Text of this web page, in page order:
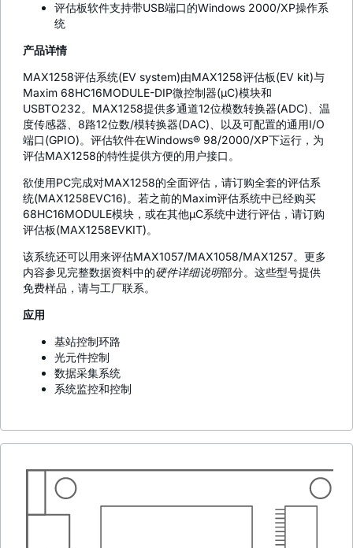
评估板软件支持带USB端口的Windows 2000/XP操作系
统
产品详情
MAX1258评估系统(EV system)由MAX1258评估板(EV kit)与
Maxim 68HC16MODULE-DIP微控制器(µC)模块和
USBTO232。MAX1258提供多通道12位模数转换器(ADC)、温
度传感器、8路12位数/模转换器(DAC)、以及可配置的通用I/O
端口(GPIO)。评估软件在Windows® 98/2000/XP下运行，为
评估MAX1258的特性提供方便的用户接口。
欲使用PC完成对MAX1258的全面评估，请订购全套的评估系
统(MAX1258EVC16)。若之前的Maxim评估系统中已经购买
68HC16MODULE模块，或在其他µC系统中进行评估，请订购
评估板(MAX1258EVKIT)。
该系统还可以用来评估MAX1057/MAX1058/MAX1257。更多
内容参见完整数据资料中的硬件详细说明部分。这些型号提供
免费样品，请与工厂联系。
应用
基站控制环路
光元件控制
数据采集系统
系统监控和控制